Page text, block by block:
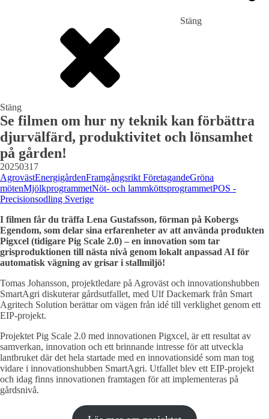
Stäng
Stäng
Se filmen om hur ny teknik kan förbättra
djurvälfärd, produktivitet och lönsamhet
på gården!
20250317
AgrovästEnergigårdenFramgångsrikt FöretagandeGröna
mötenMjölkprogrammetNöt- och lammköttsprogrammetPOS -
Precisionsodling Sverige
I filmen får du träffa Lena Gustafsson, förman på Kobergs
Egendom, som delar sina erfarenheter av att använda produkten
Pigxcel (tidigare Pig Scale 2.0) – en innovation som tar
grisproduktionen till nästa nivå genom lokalt anpassad AI för
automatisk vägning av grisar i stallmiljö!
Tomas Johansson, projektledare på Agroväst och innovationshubben
SmartAgri diskuterar gårdsutfallet, med Ulf Dackemark från Smart
Agritech Solution berättar om vägen från idé till verklighet genom ett
EIP-projekt.
Projektet Pig Scale 2.0 med innovationen Pigxcel, är ett resultat av
samverkan, innovation och ett brinnande intresse för att utveckla
lantbruket där det hela startade med en innovationsidé som man tog
vidare i innovationshubben SmartAgri. Utfallet blev ett EIP-projekt
och idag finns innovationen framtagen för att implementeras på
gårdsnivå.